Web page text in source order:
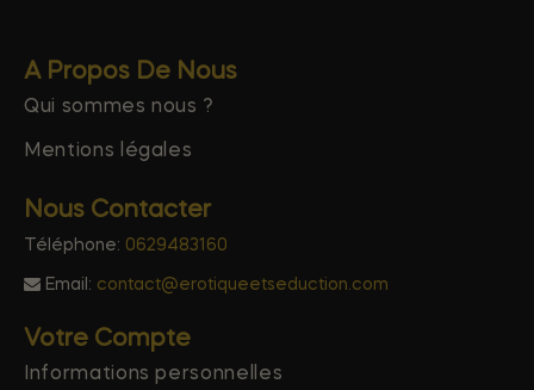
A Propos De Nous
Qui sommes nous ?
Mentions légales
Nous Contacter
Téléphone: 0629483160
Email: contact@erotiqueetseduction.com
Votre Compte
Informations personnelles